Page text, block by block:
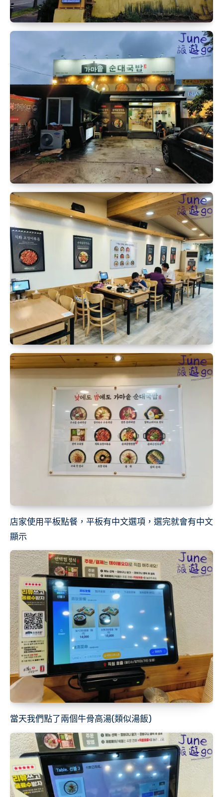
店家使用平板點餐，平板有中文選項，選完就會有中文
顯示
當天我們點了兩個牛骨高湯(類似湯飯)